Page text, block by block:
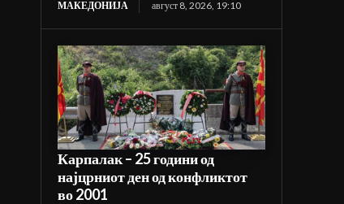
МАКЕДОНИЈА август 8, 2026, 19:10
Карпалак – 25 години од
најцрниот ден од конфликтот
во 2001